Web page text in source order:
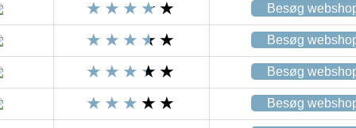
Besøg
Besøg
Besøg
Besøg